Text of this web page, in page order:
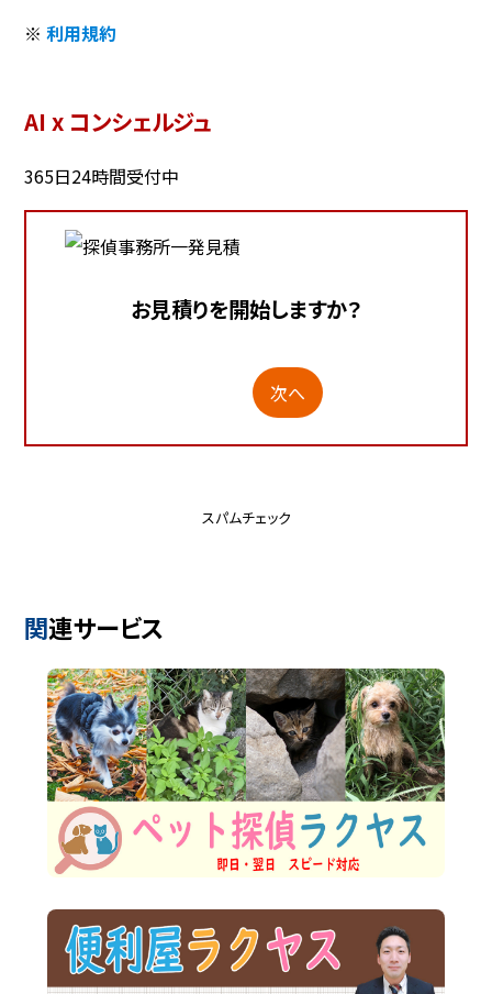
※利用規約
AI x コンシェルジュ
365日24時間受付中
お見積りを開始しますか？
次へ
スパムチェック
関連サービス